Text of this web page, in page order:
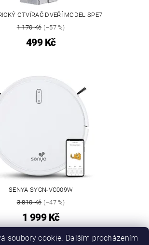
OTVÍRAČ DVEŘÍ MODEL SPE7
1 170 Kč(–57 %)
499 Kč
SENYA SYCN-VC009W
3 810 Kč(–47 %)
1 999 Kč
soubory cookie. Dalším procházením